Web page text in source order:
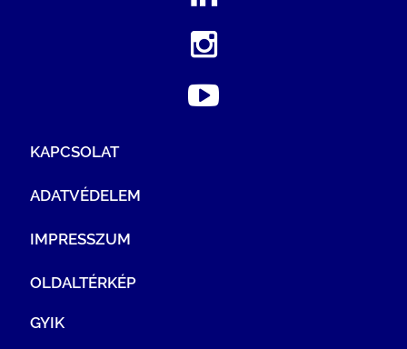
KAPCSOLAT
ADATVÉDELEM
IMPRESSZUM
OLDALTÉRKÉP
GYIK